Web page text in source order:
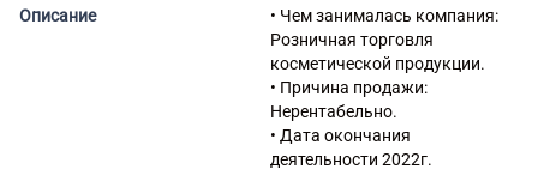
складированию и хранению
73.20 Исследование
конъюнктуры рынка и
изучение общественного
мнения
73.12 Представление в
средствах массовой
Описание
• Чем занималась компания:
Розничная торговля
косметической продукции.
• Причина продажи:
Нерентабельно.
• Дата окончания
деятельности 2022г.